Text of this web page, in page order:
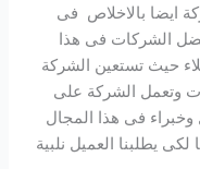
ايضا بالاخلاص فى
الشركات فى هذا
حيث تستعين الشركة
وتعمل الشركة على
فى هذا المجال
يطلبنا العميل نلبية